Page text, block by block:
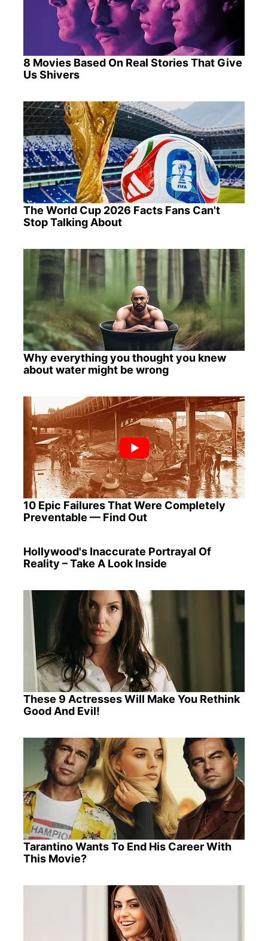
8 Movies Based On Real Stories That Give
Us Shivers
The World Cup 2026 Facts Fans Can't
Stop Talking About
Why everything you thought you knew
about water might be wrong
10 Epic Failures That Were Completely
Preventable — Find Out
Hollywood's Inaccurate Portrayal Of
Reality – Take A Look Inside
These 9 Actresses Will Make You Rethink
Good And Evil!
Tarantino Wants To End His Career With
This Movie?